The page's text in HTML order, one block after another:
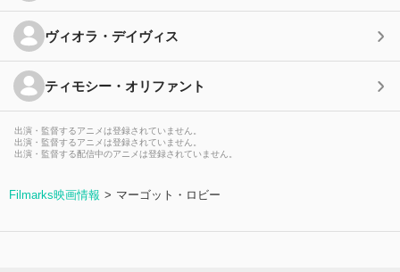
ヴィオラ・デイヴィス
ティモシー・オリファント
出演・監督するアニメは登録されていません。
出演・監督するアニメは登録されていません。
出演・監督する配信中のアニメは登録されていません。
Filmarks映画情報 マーゴット・ロビー